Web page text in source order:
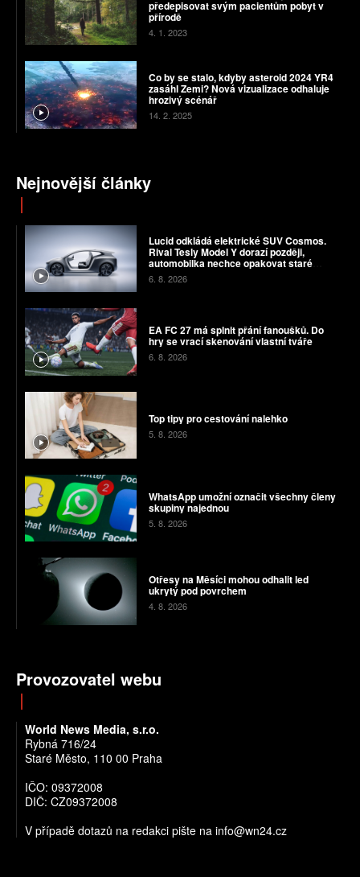
předepisovat svým pacientům pobyt v
přírodě
4. 1. 2023
Co by se stalo, kdyby asteroid 2024 YR4
zasáhl Zemi? Nová vizualizace odhaluje
hrozivý scénář
14. 2. 2025
Nejnovější články
Lucid odkládá elektrické SUV Cosmos.
Rival Tesly Model Y dorazí později,
automobilka nechce opakovat staré
chyby
6. 8. 2026
EA FC 27 má splnit přání fanoušků. Do
hry se vrací skenování vlastní tváře
6. 8. 2026
Top tipy pro cestování nalehko
5. 8. 2026
WhatsApp umožní označit všechny členy
skupiny najednou
5. 8. 2026
Otřesy na Měsíci mohou odhalit led
ukrytý pod povrchem
4. 8. 2026
Provozovatel webu
World News Media, s.r.o.
Rybná 716/24
Staré Město, 110 00 Praha
IČO: 09372008
DIČ: CZ09372008
V případě dotazů na redakci pište na info@wn24.cz